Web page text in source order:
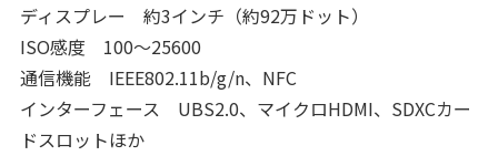
ディスプレー 約3インチ（約92万ドット）
ISO感度 100～25600
通信機能 IEEE802.11b/g/n、NFC
インターフェース UBS2.0、マイクロHDMI、SDXCカー
ドスロットほか